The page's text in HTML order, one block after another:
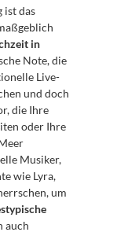
ist das
in
Note, die
Live-
und doch
die Ihre
oder Ihre
Musiker,
wie Lyra,
um
auch